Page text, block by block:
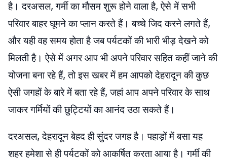
है। दरअसल, गर्मी का मौसम शुरू होने वाला है, ऐसे में सभी
परिवार बाहर घूमने का प्लान करते हैं। बच्चे जिद करने लगते हैं,
और यही वह समय होता है जब पर्यटकों की भारी भीड़ देखने को
मिलती है। ऐसे में अगर आप भी अपने परिवार सहित कहीं जाने की
योजना बना रहे हैं, तो इस खबर में हम आपको देहरादून की कुछ
ऐसी जगहों के बारे में बता रहे हैं, जहां आप अपने परिवार के साथ
जाकर गर्मियों की छुट्टियों का आनंद उठा सकते हैं।
दरअसल, देहरादून बेहद ही सुंदर जगह है। पहाड़ों में बसा यह
शहर हमेशा से ही पर्यटकों को आकर्षित करता आया है। गर्मी की